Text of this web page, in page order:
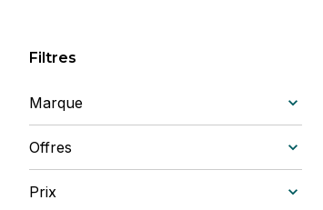
Filtres
Marque
Offres
Prix